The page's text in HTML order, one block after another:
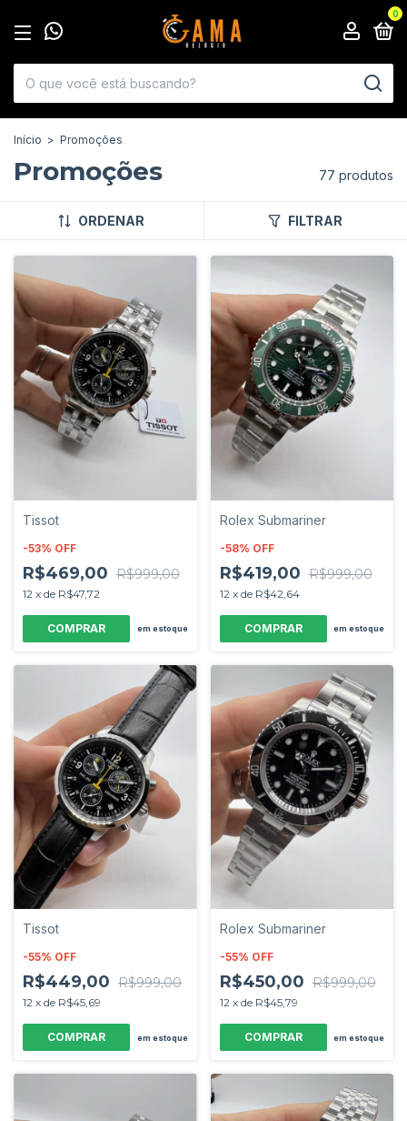
0
Início > Promoções
Promoções 77 produtos
ORDENAR FILTRAR
Tissot
-53% OFF
R$469,00 R$999,00
12 x de R$47,72
em estoque
Rolex Submariner
-58% OFF
R$419,00 R$999,00
12 x de R$42,64
em estoque
Tissot
-55% OFF
R$449,00 R$999,00
12 x de R$45,69
em estoque
Rolex Submariner
-55% OFF
R$450,00 R$999,00
12 x de R$45,79
em estoque